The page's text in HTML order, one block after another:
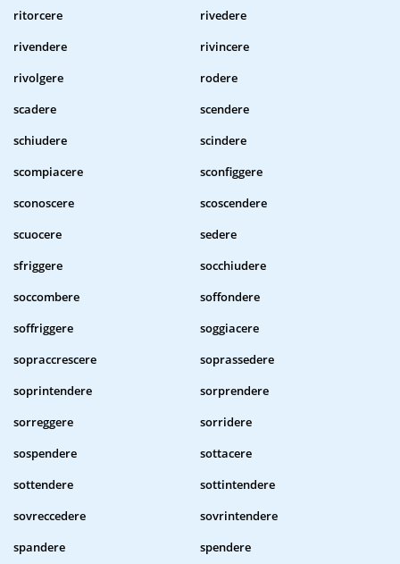
ritorcere
rivedere
rivendere
rivincere
rivolgere
rodere
scadere
scendere
schiudere
scindere
scompiacere
sconfiggere
sconoscere
scoscendere
scuocere
sedere
sfriggere
socchiudere
soccombere
soffondere
soffriggere
soggiacere
sopraccrescere
soprassedere
soprintendere
sorprendere
sorreggere
sorridere
sospendere
sottacere
sottendere
sottintendere
sovreccedere
sovrintendere
spandere
spendere